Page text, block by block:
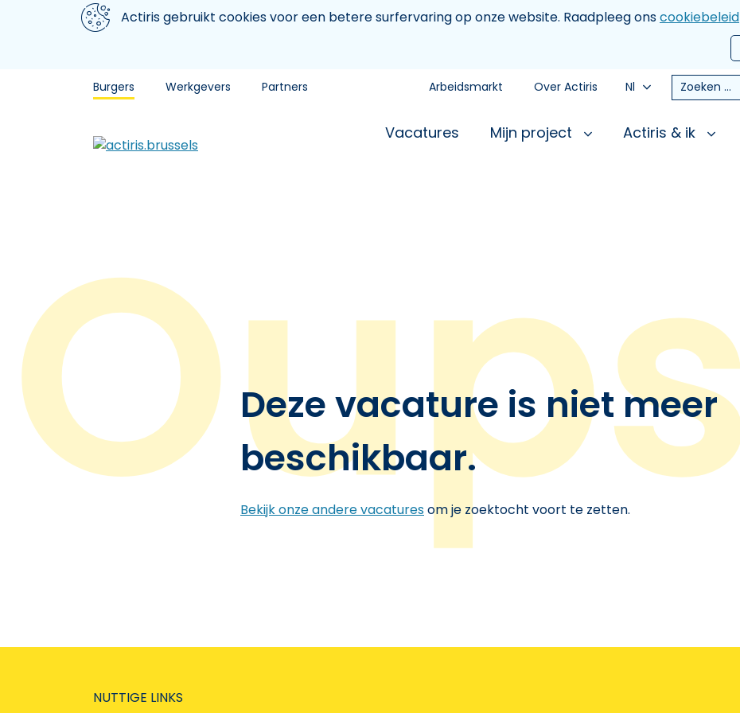
Aller au contenu principal
We gebruiken cookiesActiris gebruikt cookies voor een betere surfervaring op onze website. Raadpleeg onscookiebeleid
Burgers Werkgevers Partners Arbeidsmarkt Over Actiris Nl Zoeken
Vacatures Mijn project Actiris & ik
Deze vacature is niet meer
beschikbaar.
Bekijk onze andere vacaturesom je zoektocht voort te zetten.
NUTTIGE LINKS